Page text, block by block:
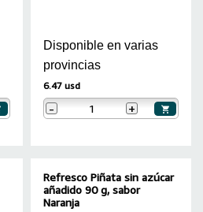
Disponible en varias
provincias
6.47 usd
- +
Refresco Piñata sin azúcar
añadido 90 g, sabor
Naranja